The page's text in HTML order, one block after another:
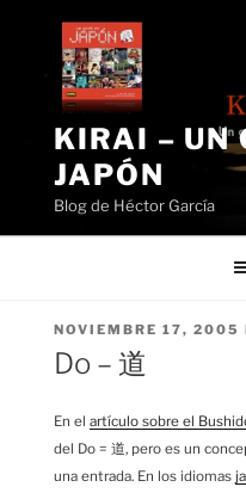
contenido
KIRAI – UN
JAPÓN
Blog de Héctor García
PUBLICADO
EL
NOVIEMBRE 17, 2005
Do – 道
En el artículo sobre el
del Do = 道, pero es un
una entrada. En los idiomas